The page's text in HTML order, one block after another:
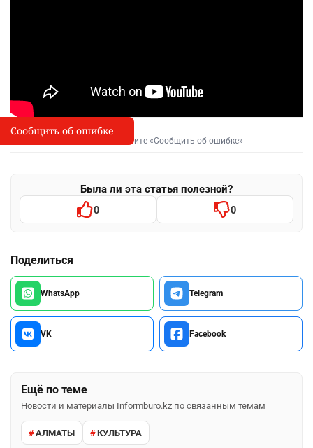
I
Сообщить об опечатке
Выделите фрагмент и нажмите «Сообщить об ошибке»
Была ли эта статья полезной?
0 0
Поделиться
WhatsApp Telegram
VK Facebook
Ещё по теме
Новости и материалы Informburo.kz по связанным темам
АЛМАТЫ КУЛЬТУРА
Сообщить об ошибке